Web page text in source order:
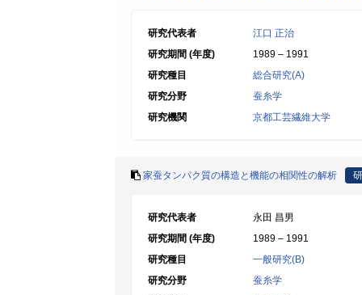
研究代表者
江口 正治
研究期間 (年度)
1989 – 1991
研究種目
総合研究(A)
研究分野
蚕糸学
研究機関
京都工芸繊維大学
家蚕タンパク質の構造と機能の相関性の解析
研究代表者
永田 昌男
研究期間 (年度)
1989 – 1991
研究種目
一般研究(B)
研究分野
蚕糸学